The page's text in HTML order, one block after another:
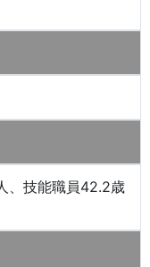
、技能職員42.2歳